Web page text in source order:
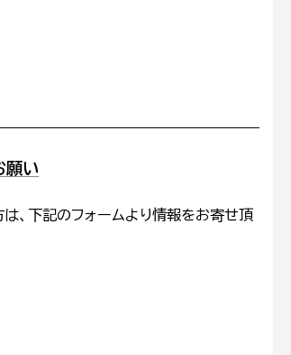
願い
、下記のフォームより情報をお寄せ頂